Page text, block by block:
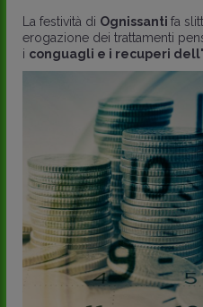
La festività di Ognissanti fa
erogazione dei trattamenti
i conguagli e i recuperi